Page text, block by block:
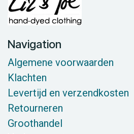
Navigation
Algemene voorwaarden
Klachten
Levertijd en verzendkosten
Retourneren
Groothandel